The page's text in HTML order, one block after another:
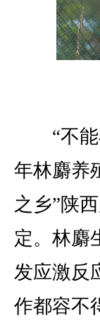
“不能
年林麝养
之乡”陕
定。林麝
发应激反
作都容不